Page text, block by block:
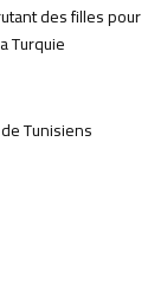
des filles pour
Turquie
Tunisiens